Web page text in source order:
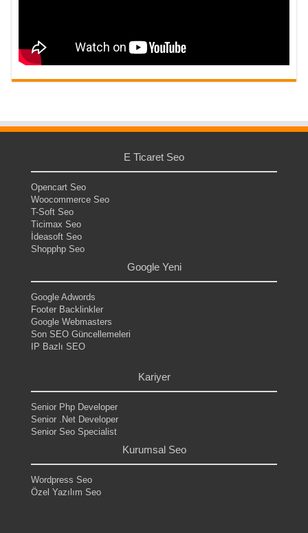
E Ticaret Seo
Opencart Seo
Woocommerce Seo
T-Soft Seo
Ticimax Seo
İdeasoft Seo
Shopphp Seo
Google Yeni
Google Adwords
Footer Backlinkler
Google Webmasters
Son SEO Güncellemeleri
IP Bazlı SEO
Kariyer
Senior Php Developer
Senior .Net Developer
Senior Seo Specialist
Kurumsal Seo
Wordpress Seo
Özel Yazılım Seo